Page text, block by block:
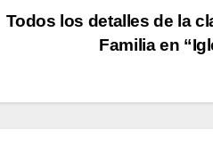
Todos los detalles de la
Familia en